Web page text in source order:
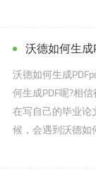
沃德如何生成
沃德如何生成
何生成PDF呢?相
在写自己的毕业论
候，会遇到沃德如